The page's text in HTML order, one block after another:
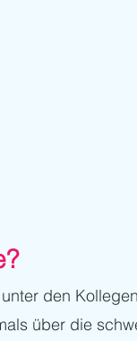
den
über die